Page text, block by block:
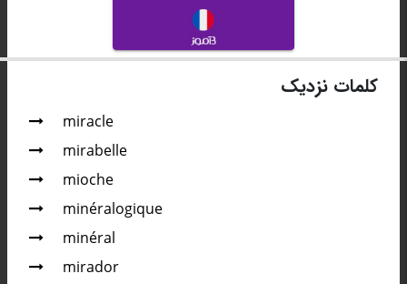
کلمات نزدیک
miracle
mirabelle
mioche
minéralogique
minéral
mirador